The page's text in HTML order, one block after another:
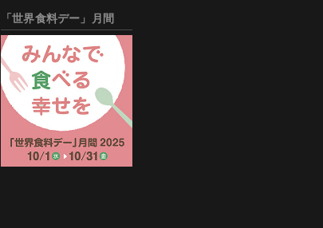
「世界食料デー」月間